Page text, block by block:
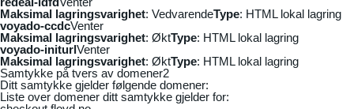
Maksimal lagringsvarighet: VedvarendeType: HTML lokal lagring
voyado-ccdcVenter
Maksimal lagringsvarighet: ØktType: HTML lokal lagring
voyado-initurlVenter
Maksimal lagringsvarighet: ØktType: HTML lokal lagring
Samtykke på tvers av domener2
Ditt samtykke gjelder følgende domener:
Liste over domener ditt samtykke gjelder for: